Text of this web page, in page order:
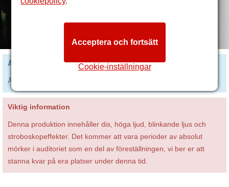
Åldersbegränsningar
Ålder 12+
Viktig information
Denna produktion innehåller dis, höga ljud, blinkande ljus och
stroboskopeffekter. Det kommer att vara perioder av absolut
mörker i auditoriet som en del av föreställningen, vi ber er att
stanna kvar på era platser under denna tid.
Cookie-inställningar
Acceptera och fortsätt